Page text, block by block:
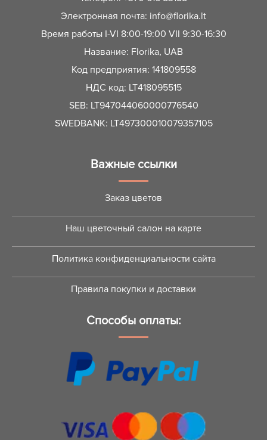
Электронная почта: info@florika.lt
Время работы I-VI 8:00-19:00 VII 9:30-16:30
Название: Florika, UAB
Код предприятия: 141809558
НДС код: LT418095515
SEB: LT947044060000776540
SWEDBANK: LT497300010079357105
Важные ссылки
Заказ цветов
Наш цветочный салон на карте
Политика конфиденциальности сайта
Правила покупки и доставки
Способы оплаты: